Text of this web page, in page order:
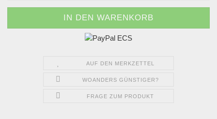
AUF DEN MERKZETTEL
WOANDERS GÜNSTIGER?
FRAGE ZUM PRODUKT